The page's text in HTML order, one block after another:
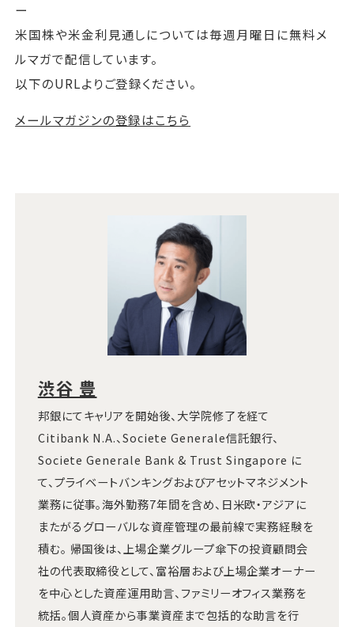
ー
米国株や米金利見通しについては毎週月曜日に無料メ
ルマガで配信しています。
以下のURLよりご登録ください。
メールマガジンの登録はこちら
渋谷 豊
邦銀にてキャリアを開始後、大学院修了を経て
Citibank N.A.、Societe Generale信託銀行、
Societe Generale Bank & Trust Singapore に
て、プライベートバンキングおよびアセットマネジメント
業務に従事。海外勤務7年間を含め、日米欧・アジアに
またがるグローバルな資産管理の最前線で実務経験を
積む。 帰国後は、上場企業グループ傘下の投資顧問会
社の代表取締役として、富裕層および上場企業オーナー
を中心とした資産運用助言、ファミリーオフィス業務を
統括。個人資産から事業資産まで包括的な助言を行